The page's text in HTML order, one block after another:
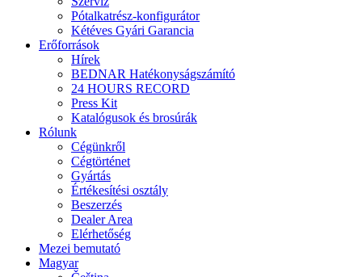
Pótalkatrész-konfigurátor
Kétéves Gyári Garancia
Erőforrások
Hírek
BEDNAR Hatékonyságszámító
24 HOURS RECORD
Press Kit
Katalógusok és brosúrák
Rólunk
Cégünkről
Cégtörténet
Gyártás
Értékesítési osztály
Beszerzés
Dealer Area
Elérhetőség
Mezei bemutató
Magyar